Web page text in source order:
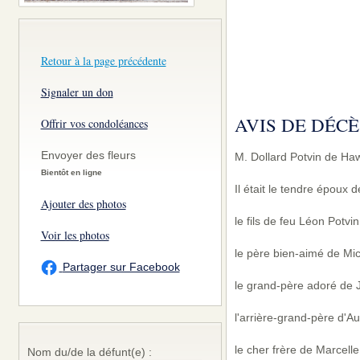
Retour à la page précédente
Signaler un don
Offrir vos condoléances
Envoyer des fleurs
Bientôt en ligne
Ajouter des photos
Voir les photos
Partager sur Facebook
Nom du/de la défunt(e) :
AVIS DE
M. Dollard Potvin de
Il était le tendre époux
le fils de feu Léon
le père bien-aimé de
le grand-père adoré de
l'arrière-grand-père
le cher frère de